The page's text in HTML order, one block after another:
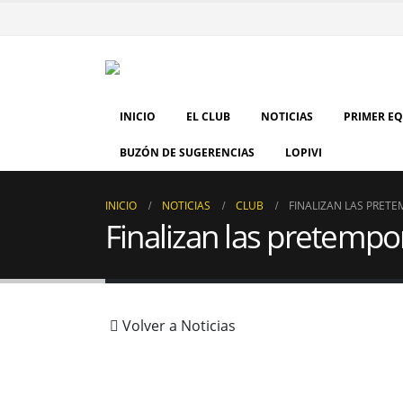
INICIO EL CLUB NOTICIAS PRIMER
BUZÓN DE SUGERENCIAS LOPIVI
INICIO NOTICIAS CLUB FINALIZAN LAS
Finalizan las
Volver a Noticias